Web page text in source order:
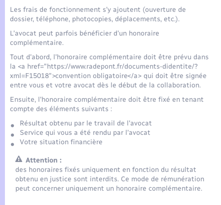
Les frais de fonctionnement s'y ajoutent (ouverture de
dossier, téléphone, photocopies, déplacements, etc.).
L'avocat peut parfois bénéficier d'un honoraire
complémentaire.
Tout d'abord, l'honoraire complémentaire doit être prévu dans
la <a href="https://www.radepont.fr/documents-didentite/?
xml=F15018">convention obligatoire</a> qui doit être signée
entre vous et votre avocat dès le début de la collaboration.
Ensuite, l'honoraire complémentaire doit être fixé en tenant
compte des éléments suivants :
Résultat obtenu par le travail de l'avocat
Service qui vous a été rendu par l'avocat
Votre situation financière
Attention :
des honoraires fixés uniquement en fonction du résultat
obtenu en justice sont interdits. Ce mode de rémunération
peut concerner uniquement un honoraire complémentaire.